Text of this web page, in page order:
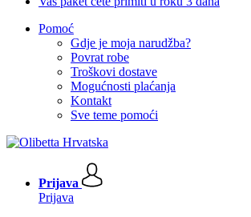
Pomoć
Gdje je moja narudžba?
Povrat robe
Troškovi dostave
Mogućnosti plaćanja
Kontakt
Sve teme pomoći
Prijava
Prijava